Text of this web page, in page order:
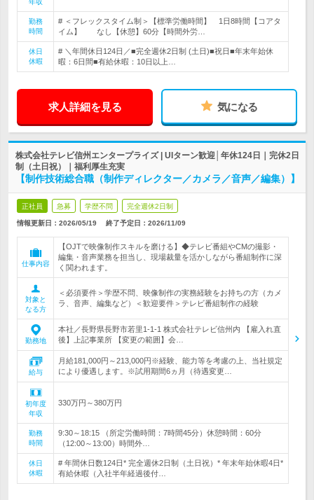
年収
勤務
時間
# ＜フレックスタイム制＞【標準労働時間】 1日8時間【コアタ
イム】 なし【休憩】60分【時間外労…
休日
休暇
# ＼年間休日124日／■完全週休2日制 (土日)■祝日■年末年始休
暇：6日間■有給休暇：10日以上…
求人詳細を見る 気になる
株式会社テレビ信州エンタープライズ | UIターン歓迎│年休124日｜完休2日
制（土日祝）｜福利厚生充実
【制作技術総合職（制作ディレクター／カメラ／音声／編集）】
正社員 急募 学歴不問 完全週休2日制
情報更新日：2026/05/19 終了予定日： 2026/11/09
仕事内容
【OJTで映像制作スキルを磨ける】◆テレビ番組やCMの撮影・
編集・音声業務を担当し、現場裁量を活かしながら番組制作に深
く関われます。
対象と
なる方
＜必須要件＞学歴不問、映像制作の実務経験をお持ちの方（カメ
ラ、音声、編集など）＜歓迎要件＞テレビ番組制作の経験
勤務地
本社／長野県長野市若里1-1-1 株式会社テレビ信州内 【雇入れ直
後】上記事業所 【変更の範囲】会…
給与
月給181,000円～213,000円※経験、能力等を考慮の上、当社規定
により優遇します。※試用期間6ヵ月（待遇変更…
初年度
年収
330万円～380万円
勤務
時間
9:30～18:15 （所定労働時間：7時間45分）休憩時間：60分
（12:00～13:00）時間外…
休日
休暇
# 年間休日数124日* 完全週休2日制（土日祝）* 年末年始休暇4日*
有給休暇（入社半年経過後付…